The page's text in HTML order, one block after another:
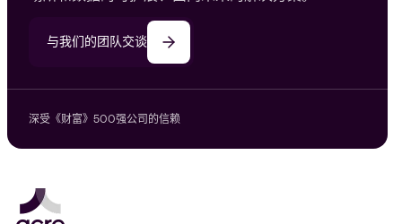
与我们的团队交谈
深受《财富》500强公司的信赖